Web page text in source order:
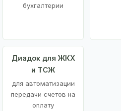
бухгалтерии
Диадок для ЖКХ
и ТСЖ
для автоматизации
передачи счетов на
оплату